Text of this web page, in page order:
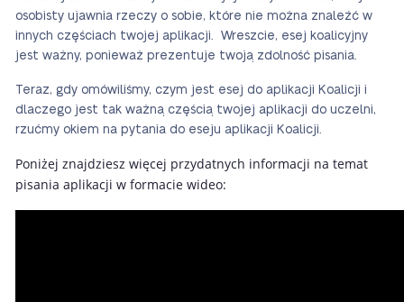
osobisty ujawnia rzeczy o sobie, które nie można znaleźć w
innych częściach twojej aplikacji. Wreszcie, esej koalicyjny
jest ważny, ponieważ prezentuje twoją zdolność pisania.
Teraz, gdy omówiliśmy, czym jest esej do aplikacji Koalicji i
dlaczego jest tak ważną częścią twojej aplikacji do uczelni,
rzućmy okiem na pytania do eseju aplikacji Koalicji.
Poniżej znajdziesz więcej przydatnych informacji na temat
pisania aplikacji w formacie wideo: